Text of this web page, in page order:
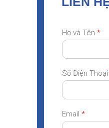
Họ và Tên *
Số Điện Thoại
Email *